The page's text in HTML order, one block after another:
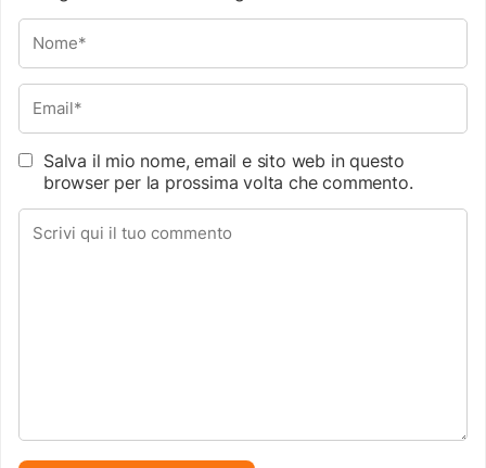
Salva il mio nome, email e sito web in questo
browser per la prossima volta che commento.